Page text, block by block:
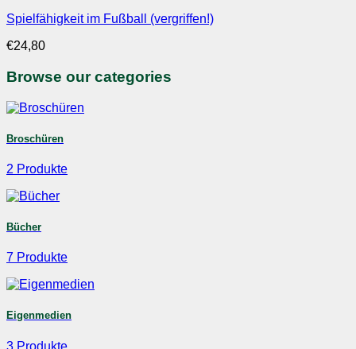
Spielfähigkeit im Fußball (vergriffen!)
€24,80
Browse our categories
Broschüren
2 Produkte
Bücher
7 Produkte
Eigenmedien
3 Produkte